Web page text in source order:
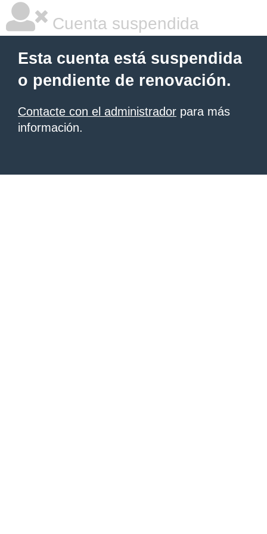
Cuenta suspendida
Esta cuenta está suspendida
o pendiente de renovación.
Contacte con el administrador para más
información.